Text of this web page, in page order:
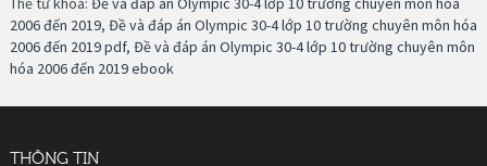
2006 đến 2019, Đề và đáp án Olympic 30-4 lớp 10 trường chuyên môn hóa
2006 đến 2019 pdf, Đề và đáp án Olympic 30-4 lớp 10 trường chuyên môn
hóa 2006 đến 2019 ebook
THÔNG TIN